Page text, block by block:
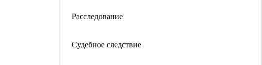
Расследование
Судебное следствие